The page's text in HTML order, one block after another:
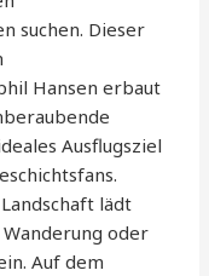
suchen. Dieser
Hansen erbaut
Ausflugsziel
lädt
oder
Auf dem